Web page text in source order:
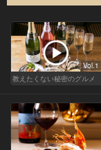
Vol.1
教えたくない秘密のグルメ